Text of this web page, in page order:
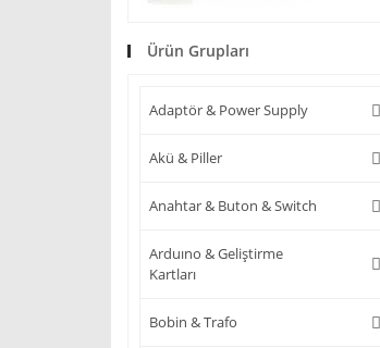
Ürün Grupları
Adaptör & Power Supply
Akü & Piller
Anahtar & Buton & Switch
Arduıno & Geliştirme
Kartları
Bobin & Trafo